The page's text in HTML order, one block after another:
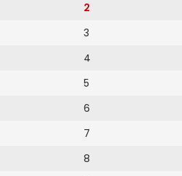
2
3
4
5
6
7
8